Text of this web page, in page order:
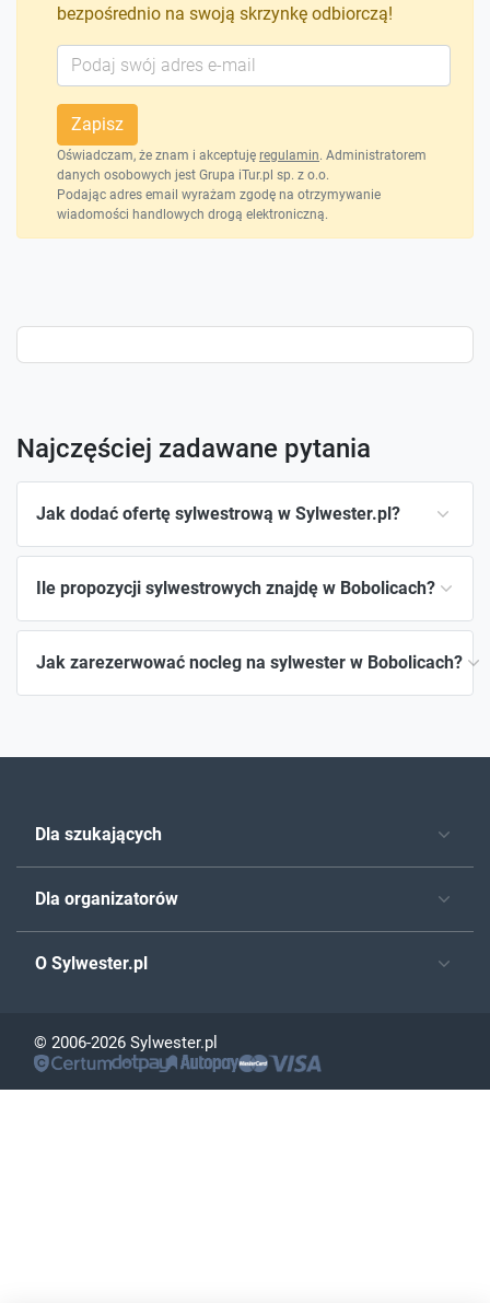
bezpośrednio na swoją skrzynkę odbiorczą!
Zapisz
Oświadczam, że znam i akceptuję regulamin. Administratorem
danych osobowych jest Grupa iTur.pl sp. z o.o.
Podając adres email wyrażam zgodę na otrzymywanie
wiadomości handlowych drogą elektroniczną.
Najczęściej zadawane pytania
Jak dodać ofertę sylwestrową w Sylwester.pl?
Ile propozycji sylwestrowych znajdę w Bobolicach?
Jak zarezerwować nocleg na sylwester w Bobolicach?
Dla szukających
Dla organizatorów
O Sylwester.pl
© 2006-2026 Sylwester.pl